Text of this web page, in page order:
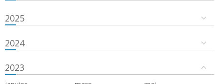
2025
2024
2023